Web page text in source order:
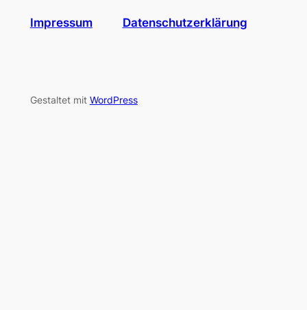
Impressum Datenschutzerklärung
Gestaltet mit WordPress